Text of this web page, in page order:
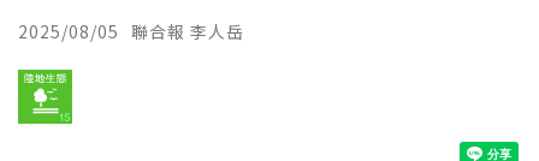
2025/08/05 聯合報 李人岳